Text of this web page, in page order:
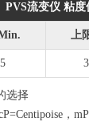
PVS流变仪 粘度
上
选择
，